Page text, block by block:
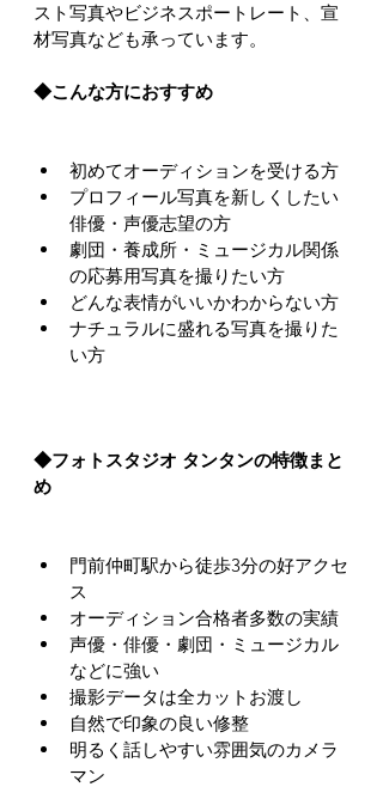
スト写真やビジネスポートレート、宣
材写真なども承っています。
◆こんな方におすすめ
初めてオーディションを受ける方
プロフィール写真を新しくしたい
俳優・声優志望の方
劇団・養成所・ミュージカル関係
の応募用写真を撮りたい方
どんな表情がいいかわからない方
ナチュラルに盛れる写真を撮りた
い方
◆フォトスタジオ タンタンの特徴まと
め
門前仲町駅から徒歩3分の好アクセ
ス
オーディション合格者多数の実績
声優・俳優・劇団・ミュージカル
などに強い
撮影データは全カットお渡し
自然で印象の良い修整
明るく話しやすい雰囲気のカメラ
マン